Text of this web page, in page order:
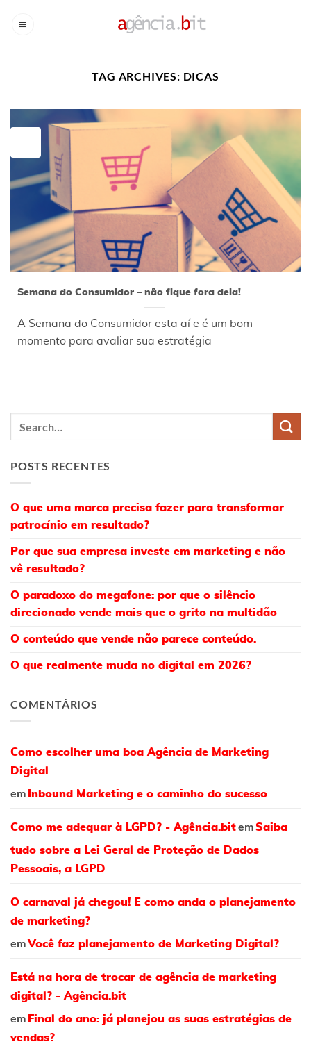
TAG ARCHIVES: DICAS
Semana do Consumidor – não fique fora dela!
A Semana do Consumidor esta aí e é um bom
momento para avaliar sua estratégia
POSTS RECENTES
O que uma marca precisa fazer para transformar
patrocínio em resultado?
Por que sua empresa investe em marketing e não
vê resultado?
O paradoxo do megafone: por que o silêncio
direcionado vende mais que o grito na multidão
O conteúdo que vende não parece conteúdo.
O que realmente muda no digital em 2026?
COMENTÁRIOS
Como escolher uma boa Agência de Marketing
Digital
em Inbound Marketing e o caminho do sucesso
Como me adequar à LGPD? - Agência.bitemSaiba
tudo sobre a Lei Geral de Proteção de Dados
Pessoais, a LGPD
O carnaval já chegou! E como anda o planejamento
de marketing?
emVocê faz planejamento de Marketing Digital?
Está na hora de trocar de agência de marketing
digital? - Agência.bit
em Final do ano: já planejou as suas estratégias de
vendas?